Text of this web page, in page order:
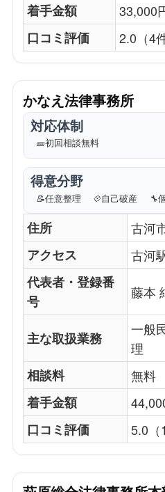
着手金額
33,000
口コミ評価
2.0（4
かなえ法律事務所
対応体制
🎫初回相談無料
得意分野
📝任意整理 💠自己破産 🔧
住所
古河
アクセス
古河
代表者・登録番
号
藤本
主な取扱業務
一般
理
相談料
無料
着手金額
口コミ評価
5.0（